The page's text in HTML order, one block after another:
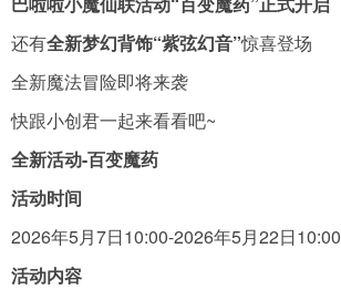
还有全新梦幻背饰“紫弦幻音”惊喜登场
全新魔法冒险即将来袭
快跟小创君一起来看看吧~
全新活动-百变魔药
活动时间
2026年5月7日10:00-2026年5月22日10:00
活动内容